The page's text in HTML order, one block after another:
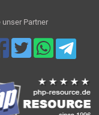
unser Partner